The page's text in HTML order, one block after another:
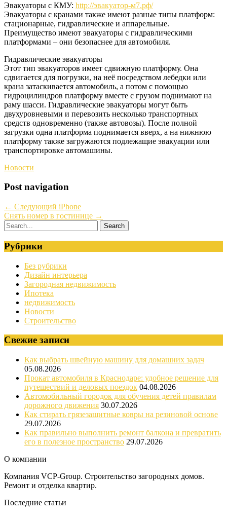
Эвакуаторы с КМУ: http://эвакуатор-м7.рф/
Эвакуаторы с кранами также имеют разные типы платформ:
стационарные, гидравлические и аппарельные.
Преимущество имеют эвакуаторы с гидравлическими
платформами – они безопаснее для автомобиля.
Гидравлические эвакуаторы
Этот тип эвакуаторов имеет сдвижную платформу. Она
сдвигается для погрузки, на неё посредством лебедки или
крана затаскивается автомобиль, а потом с помощью
гидроцилиндров платформу вместе с грузом поднимают на
раму шасси. Гидравлические эвакуаторы могут быть
двухуровневыми и перевозить несколько транспортных
средств одновременно (также автовозы). После полной
загрузки одна платформа поднимается вверх, а на нижнюю
платформу также загружаются подлежащие эвакуации или
транспортировке автомашины.
Новости
Post navigation
← Следующий iPhone
Снять номер в гостинице →
Рубрики
Без рубрики
Дизайн интерьера
Загородная недвижимость
Ипотека
недвижимость
Новости
Строительство
Свежие записи
Как выбрать швейную машину для домашних задач
05.08.2026
Прокат автомобиля в Краснодаре: удобное решение для
путешествий и деловых поездок 04.08.2026
Автомобильный городок для обучения детей правилам
дорожного движения 30.07.2026
Как стирать грязезащитные ковры на резиновой основе
29.07.2026
Как правильно выполнить ремонт балкона и превратить
его в полезное пространство 29.07.2026
О компании
Компания VCP-Group. Строительство загородных домов.
Ремонт и отделка квартир.
Последние статьи